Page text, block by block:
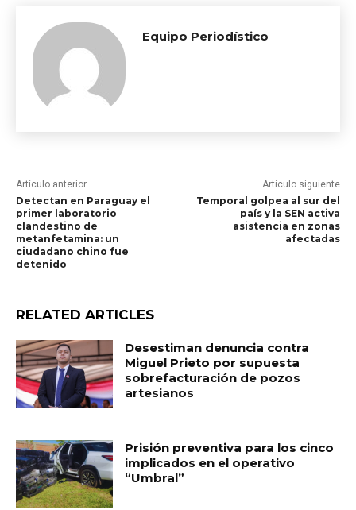
Equipo Periodístico
Artículo anterior
Detectan en Paraguay el
primer laboratorio
clandestino de
metanfetamina: un
ciudadano chino fue
detenido
Artículo siguiente
Temporal golpea al sur del
país y la SEN activa
asistencia en zonas
afectadas
RELATED ARTICLES
Desestiman denuncia contra
Miguel Prieto por supuesta
sobrefacturación de pozos
artesianos
Prisión preventiva para los cinco
implicados en el operativo
“Umbral”